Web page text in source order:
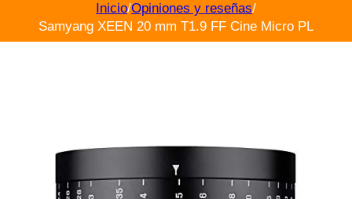
Inicio/Opiniones y reseñas/
Samyang XEEN 20 mm T1.9 FF Cine Micro PL